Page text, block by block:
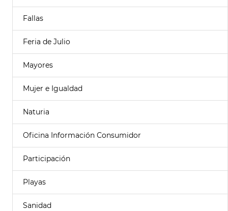
Fallas
Feria de Julio
Mayores
Mujer e Igualdad
Naturia
Oficina Información Consumidor
Participación
Playas
Sanidad